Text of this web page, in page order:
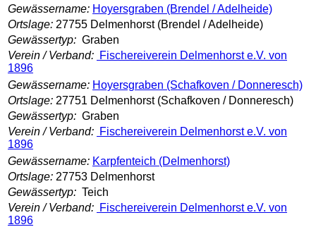
Gewässername: Hoyersgraben (Brendel / Adelheide)
Ortslage: 27755 Delmenhorst (Brendel / Adelheide)
Gewässertyp: Graben
Verein / Verband: Fischereiverein Delmenhorst e.V. von
1896
Gewässername: Hoyersgraben (Schafkoven / Donneresch)
Ortslage: 27751 Delmenhorst (Schafkoven / Donneresch)
Gewässertyp: Graben
Verein / Verband: Fischereiverein Delmenhorst e.V. von
1896
Gewässername: Karpfenteich (Delmenhorst)
Ortslage: 27753 Delmenhorst
Gewässertyp: Teich
Verein / Verband: Fischereiverein Delmenhorst e.V. von
1896